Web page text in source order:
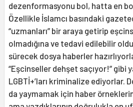
dezenformasyonu bol, hatta en
Özellikle İslamcı basındaki
“uzmanları” bir araya getirip
olmadığına ve tedavi edilebilir
sürecek dosya haberler
“Eşcinseller dehşet saçıyor!” gibi
LGBTİ+’ları kriminalize ediyorlar.
da yaymamak için haber